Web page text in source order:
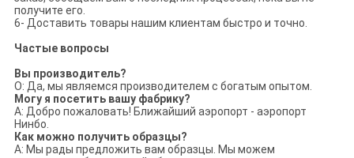
получите его.
6- Доставить товары нашим клиентам быстро и точно.
Частые вопросы
Вы производитель?
О: Да, мы являемся производителем с богатым опытом.
Могу я посетить вашу фабрику?
А: Добро пожаловать! Ближайший аэропорт - аэропорт
Нинбо.
Как можно получить образцы?
A: Мы рады предложить вам образцы. Мы можем